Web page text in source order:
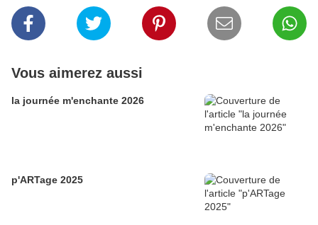
Vous aimerez aussi
la journée m'enchante 2026
p'ARTage 2025